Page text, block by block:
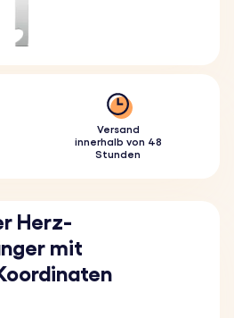
Versand
innerhalb von 48
Stunden
Herz-
mit